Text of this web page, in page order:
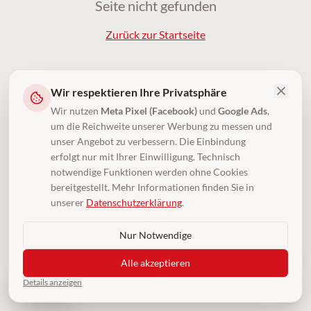
Seite nicht gefunden
Zurück zur Startseite
4,5 (250)
Wir respektieren Ihre Privatsphäre
Wir nutzen Meta Pixel (Facebook) und Google Ads,
um die Reichweite unserer Werbung zu messen und
unser Angebot zu verbessern. Die Einbindung
erfolgt nur mit Ihrer Einwilligung. Technisch
notwendige Funktionen werden ohne Cookies
bereitgestellt. Mehr Informationen finden Sie in
unserer Datenschutzerklärung.
Details anzeigen
Nur Notwendige
Alle akzeptieren